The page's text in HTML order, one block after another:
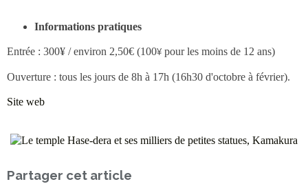
Informations pratiques
Entrée : 300¥ / environ 2,50€ (100¥ pour les moins de 12 ans)
Ouverture : tous les jours de 8h à 17h (16h30 d'octobre à février).
Site web
Partager cet article